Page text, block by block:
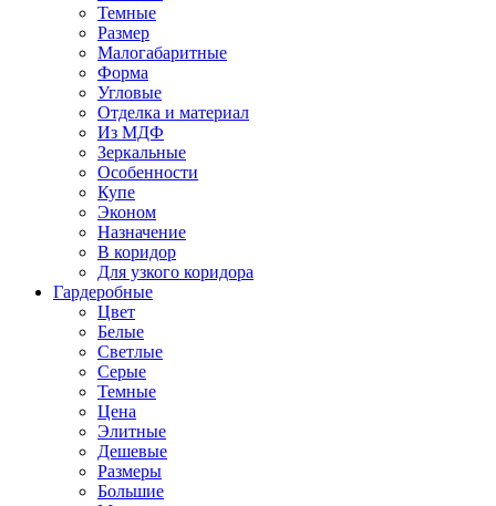
Темные
Размер
Малогабаритные
Форма
Угловые
Отделка и материал
Из МДФ
Зеркальные
Особенности
Купе
Эконом
Назначение
В коридор
Для узкого коридора
Гардеробные
Цвет
Белые
Светлые
Серые
Темные
Цена
Элитные
Дешевые
Размеры
Большие